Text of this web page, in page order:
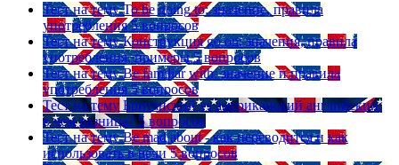
Тест на тему To be going to: значение, правила
употребления 5 вопросов
Тест на тему Конструкция go on: значения, правила
употребления, примеры 5 вопросов
Тест на тему Be familiar with: значение и правила
употребления 5 вопросов
Тест на тему Британский vs американский английский:
в чем разница? 5 вопросов
Тест на тему Be mad about - как переводится и как
использовать в речи 5 вопросов